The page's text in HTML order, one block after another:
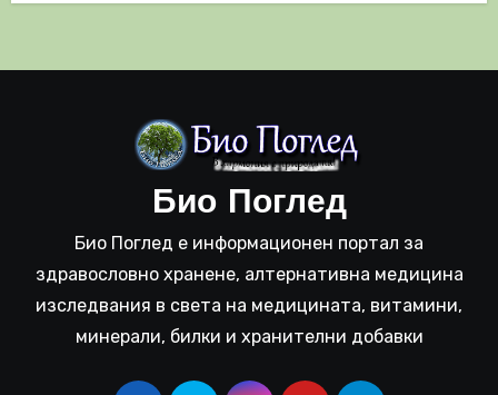
Био Поглед
Био Поглед е информационен портал за
здравословно хранене, алтернативна медицина
изследвания в света на медицината, витамини,
минерали, билки и хранителни добавки